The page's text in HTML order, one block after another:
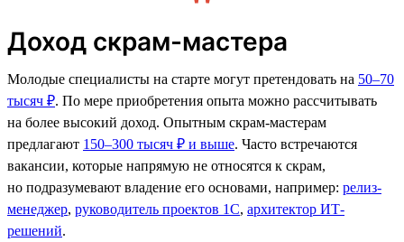
Доход скрам-мастера
Молодые специалисты на старте могут претендовать на 50–70
тысяч ₽. По мере приобретения опыта можно рассчитывать
на более высокий доход. Опытным скрам-мастерам
предлагают 150–300 тысяч ₽ и выше. Часто встречаются
вакансии, которые напрямую не относятся к скрам,
но подразумевают владение его основами, например: релиз-
менеджер, руководитель проектов 1С, архитектор ИТ-
решений.